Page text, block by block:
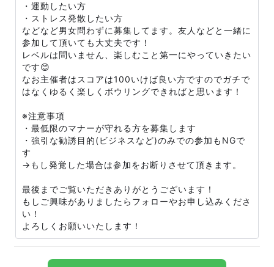
・運動したい方
・ストレス発散したい方
などなど男女問わずに募集してます。友人などと一緒に
参加して頂いても大丈夫です！
レベルは問いません、楽しむこと第一にやっていきたい
です😊
なお主催者はスコアは100いけば良い方ですのでガチで
はなくゆるく楽しくボウリングできればと思います！
※注意事項
・最低限のマナーが守れる方を募集します
・強引な勧誘目的(ビジネスなど)のみでの参加もNGで
す
→もし発覚した場合は参加をお断りさせて頂きます。
最後までご覧いただきありがとうございます！
もしご興味がありましたらフォローやお申し込みくださ
い！
よろしくお願いいたします！